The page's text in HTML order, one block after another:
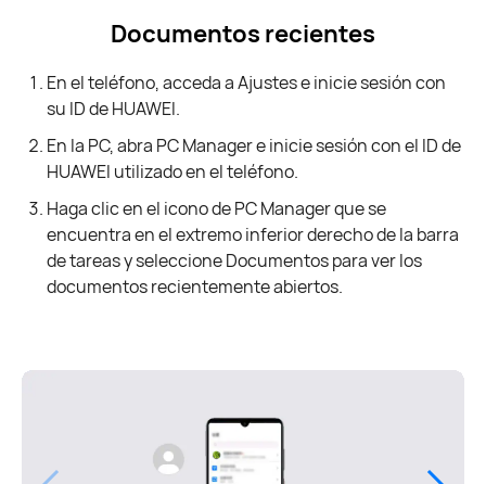
Documentos recientes
En el teléfono, acceda a Ajustes e inicie sesión con
su ID de HUAWEI.
En la PC, abra PC Manager e inicie sesión con el ID de
HUAWEI utilizado en el teléfono.
Haga clic en el icono de PC Manager que se
encuentra en el extremo inferior derecho de la barra
de tareas y seleccione Documentos para ver los
documentos recientemente abiertos.